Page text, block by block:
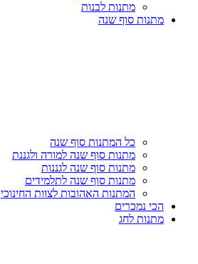
מתנות לבנות
מתנות סוף שנה
כל המתנות סוף שנה
מתנות סוף שנה למורה ולגננת
מתנות סוף שנה לגננות
מתנות סוף שנה לתלמידים
המתנות האהובות לצוות החינוכי
הכי נמכרים
מתנות לחג